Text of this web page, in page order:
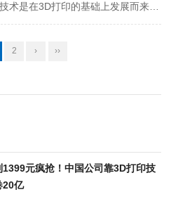
2 › ››
元疯抢！中国公司靠3D打印技
20亿